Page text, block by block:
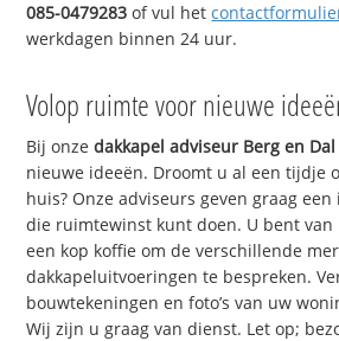
085-0479283 of vul het
werkdagen binnen 24 uur.
Volop ruimte voor nieuwe
Bij onzedakkapel adviseur Berg en Dal
nieuwe ideeën. Droomt u al een tijdje
huis? Onze adviseurs geven graag
die ruimtewinst kunt doen. U bent van
een kop koffie om de verschillende
dakkapeluitvoeringen te bespreken.
bouwtekeningen en foto’s van uw
Wij zijn u graag van dienst. Let op;